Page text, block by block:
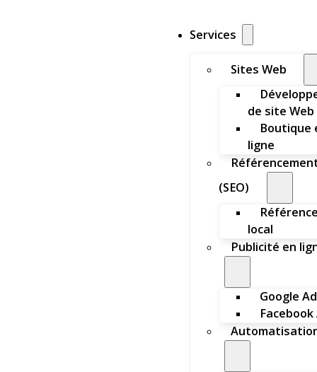
Services
Sites Web
de site Web
Boutique
ligne
(SEO)
local
Publicité en
Google
Facebook